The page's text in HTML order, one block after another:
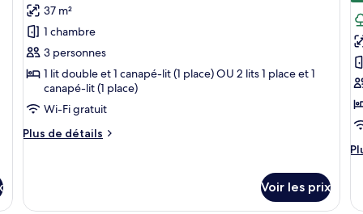
photos
pour
ce
type
chambre :
Chambre
Double,
37 m²
1 chambre
3 personnes
1 lit double et 1 canapé-lit (1 place) OU 2 lits 1 place et 1
canapé-lit (1 place)
Wi-Fi gratuit
Plus de détails
Plus
type
Voir les prix
le